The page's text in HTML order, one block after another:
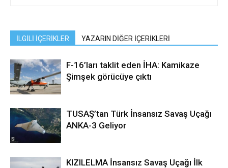
İLGİLİ İÇERİKLER YAZARIN DİĞER İÇERİKLERİ
F-16’ları taklit eden İHA: Kamikaze
Şimşek görücüye çıktı
TUSAŞ’tan Türk İnsansız Savaş Uçağı
ANKA-3 Geliyor
KIZILELMA İnsansız Savaş Uçağı İlk